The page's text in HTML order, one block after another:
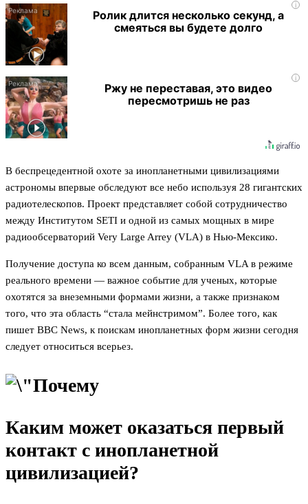
i
Ролик длится несколько секунд, а
смеяться вы будете долго
i
Ржу не переставая, это видео
пересмотришь не раз
В беспрецедентной охоте за инопланетными цивилизациями
астрономы впервые обследуют все небо используя 28 гигантских
радиотелескопов. Проект представляет собой сотрудничество
между Институтом SETI и одной из самых мощных в мире
радиообсерваторий Very Large Arrey (VLA) в Нью-Мексико.
Получение доступа ко всем данным, собранным VLA в режиме
реального времени — важное событие для ученых, которые
охотятся за внеземными формами жизни, а также признаком
того, что эта область “стала мейнстримом”. Более того, как
пишет BBC News, к поискам инопланетных форм жизни сегодня
следует относиться всерьез.
Каким может оказаться первый
контакт с инопланетной
цивилизацией?